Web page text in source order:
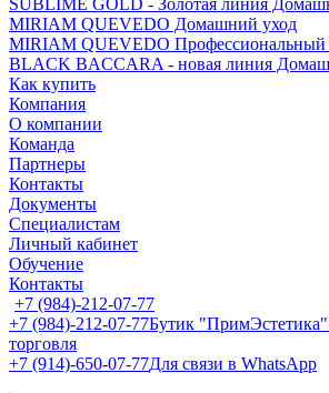
SUBLIME GOLD - Золотая линия
MIRIAM QUEVEDO Домашний уход
MIRIAM QUEVEDO Профессиональный
BLACK BACCARA - новая линия
Как купить
Компания
О компании
Команда
Партнеры
Контакты
Документы
Специалистам
Личный кабинет
Обучение
Контакты
+7 (984)-212-07-77
+7 (984)-212-07-77Бутик "ПримЭстетика"
торговля
+7 (914)-650-07-77Для связи в WhatsApp